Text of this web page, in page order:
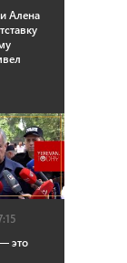
Алена
это